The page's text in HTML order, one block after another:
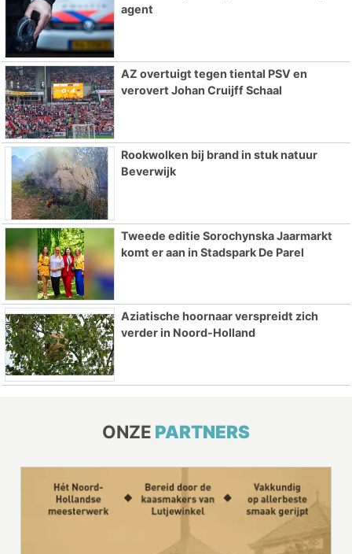
agent
AZ overtuigt tegen tiental PSV en
verovert Johan Cruijff Schaal
Rookwolken bij brand in stuk natuur
Beverwijk
Tweede editie Sorochynska Jaarmarkt
komt er aan in Stadspark De Parel
Aziatische hoornaar verspreidt zich
verder in Noord-Holland
ONZE PARTNERS